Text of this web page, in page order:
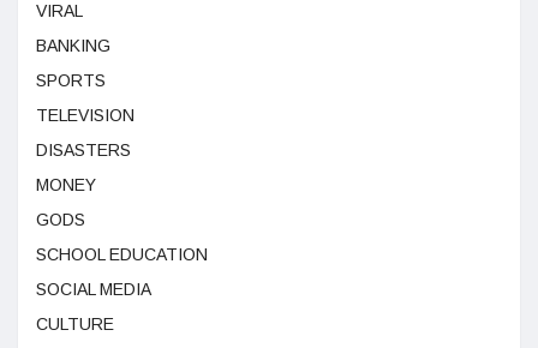
VIRAL
BANKING
SPORTS
TELEVISION
DISASTERS
MONEY
GODS
SCHOOL EDUCATION
SOCIAL MEDIA
CULTURE